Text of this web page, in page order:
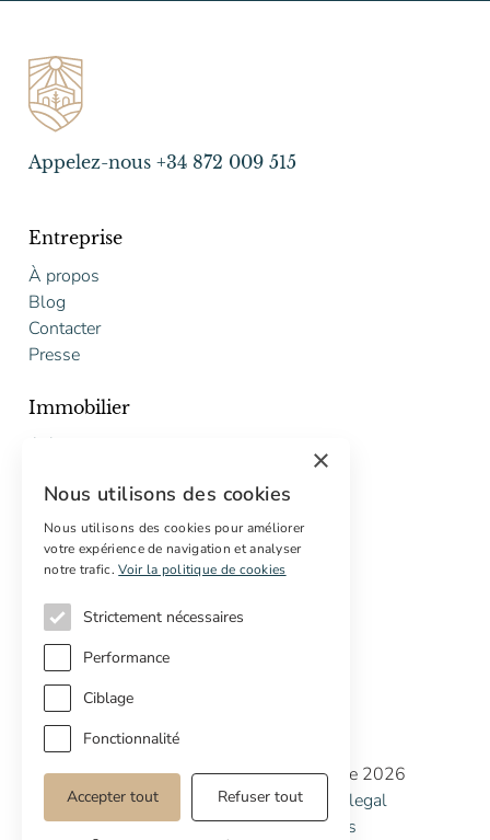
Appelez-nous +34 872 009 515
Entreprise
À propos
Blog
Contacter
Presse
Immobilier
Acheter
Proposition gratuite de restauration
Services
Acheteurs internationaux
Propriétés off-market
Copyright © Cottage Properties Real Estate 2026
Politique de confidentialitéAvertissement legal
Politique de cookies Préférences de cookies
×
Nous utilisons des cookies
Nous utilisons des cookies pour améliorer
votre expérience de navigation et analyser
notre trafic. Voir la politique de cookies
Strictement nécessaires
Performance
Ciblage
Fonctionnalité
Accepter tout Refuser tout